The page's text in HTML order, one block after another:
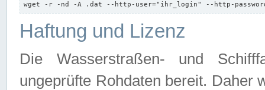
wget -r -nd -A .dat --http-user="ihr_login" --http-
Haftung und Lizenz
Die Wasserstraßen- und
ungeprüfte Rohdaten bereit. Daher